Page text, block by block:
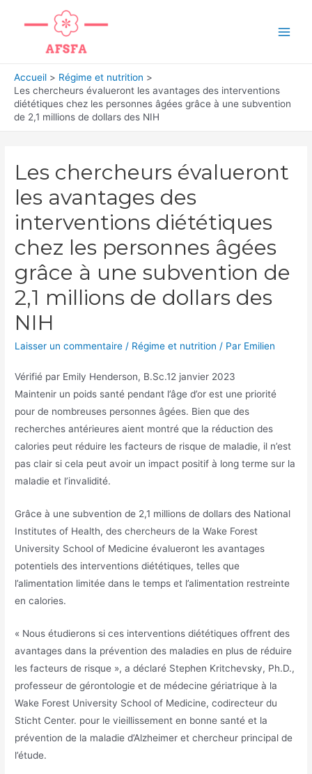
Accueil
Régime et nutrition
Les chercheurs évalueront les avantages des interventions
diététiques chez les personnes âgées grâce à une subvention
de 2,1 millions de dollars des NIH
Les chercheurs évalueront
les avantages des
interventions diététiques
chez les personnes âgées
grâce à une subvention de
2,1 millions de dollars des
NIH
Laisser un commentaire / Régime et nutrition / Par Emilien
Vérifié par Emily Henderson, B.Sc.12 janvier 2023
Maintenir un poids santé pendant l’âge d’or est une priorité
pour de nombreuses personnes âgées. Bien que des
recherches antérieures aient montré que la réduction des
calories peut réduire les facteurs de risque de maladie, il n’est
pas clair si cela peut avoir un impact positif à long terme sur la
maladie et l’invalidité.
Grâce à une subvention de 2,1 millions de dollars des National
Institutes of Health, des chercheurs de la Wake Forest
University School of Medicine évalueront les avantages
potentiels des interventions diététiques, telles que
l’alimentation limitée dans le temps et l’alimentation restreinte
en calories.
« Nous étudierons si ces interventions diététiques offrent des
avantages dans la prévention des maladies en plus de réduire
les facteurs de risque », a déclaré Stephen Kritchevsky, Ph.D.,
professeur de gérontologie et de médecine gériatrique à la
Wake Forest University School of Medicine, codirecteur du
Sticht Center. pour le vieillissement en bonne santé et la
prévention de la maladie d’Alzheimer et chercheur principal de
l’étude.